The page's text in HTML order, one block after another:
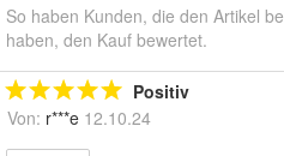
So haben Kunden, die den Artikel
haben, den Kauf bewertet.
Positiv
Von: r***e 12.10.24